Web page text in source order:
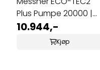
Plus Pumpe 20000 |
Tørrmontering
10.944,-
Kjøp